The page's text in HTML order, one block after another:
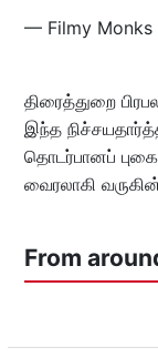
— Filmy Monks
திரைத்துறை
இந்த
தொடர்பானப்
வைரலாகி
From